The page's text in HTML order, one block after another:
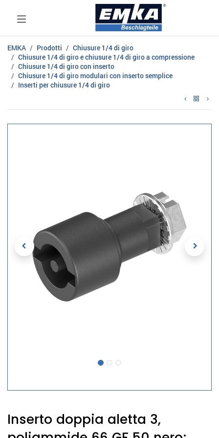
EMKA Prodotti
Chiusure 1/4 di giro
Chiusure 1/4 di giro e chiusure 1/4 di giro a compressione
Chiusure 1/4 di giro con inserto
Chiusure 1/4 di giro modulari con inserto semplice
Inserti per chiusure 1/4 di giro
Inserto doppia aletta 3,